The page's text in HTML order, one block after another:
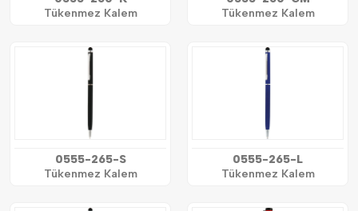
Tükenmez Kalem
Tükenmez Kalem
0555-265-S
Tükenmez Kalem
0555-265-L
Tükenmez Kalem